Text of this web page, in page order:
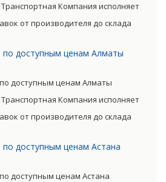
Компания исполняет
от производителя до склада
транспортные затраты,
итоговой цены товара.
по доступным ценам Алматы
доступным ценам Алматы
Компания исполняет
от производителя до склада
транспортные затраты,
итоговой цены товара.
по доступным ценам Астана
доступным ценам Астана